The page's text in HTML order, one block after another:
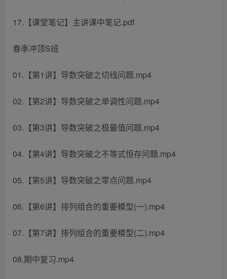
17.【课堂笔记】主讲课中笔记.pdf
春季冲顶S班
01.【第1讲】导数突破之切线问题.mp4
02.【第2讲】导数突破之单调性问题.mp4
03.【第3讲】导数突破之极最值问题.mp4
04.【第4讲】导数突破之不等式恒存问题.mp4
05.【第5讲】导数突破之零点问题.mp4
06.【第6讲】排列组合的重要模型(一).mp4
07.【第7讲】排列组合的重要模型(二).mp4
08.期中复习.mp4